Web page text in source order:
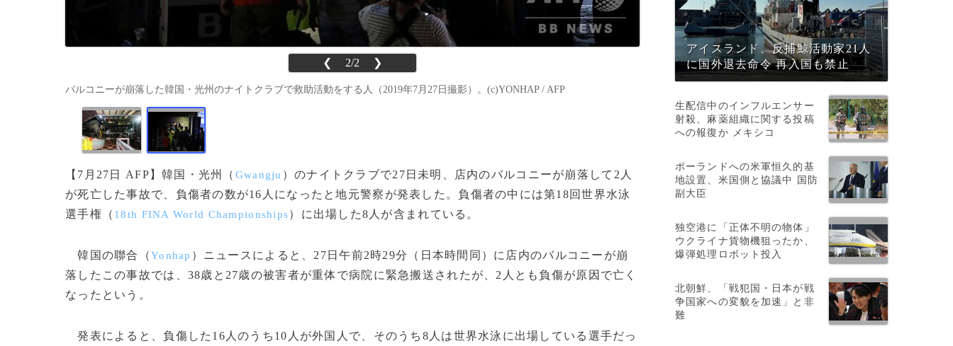
❮ 2/2 ❯
バルコニーが崩落した韓国・光州のナイトクラブで救助活動をする人（2019年7月27日撮影）。(c)YONHAP / AFP
【7月27日 AFP】韓国・光州（ Gwangju ）のナイトクラブで27日未明、店内のバルコニーが崩落して2人
が死亡した事故で、負傷者の数が16人になったと地元警察が発表した。負傷者の中には第18回世界水泳
選手権（ 18th FINA World Championships）に出場した8人が含まれている。
韓国の聯合（Yonhap ）ニュースによると、27日午前2時29分（日本時間同）に店内のバルコニーが崩
落したこの事故では、38歳と27歳の被害者が重体で病院に緊急搬送されたが、2人とも負傷が原因で亡く
なったという。
発表によると、負傷した16人のうち10人が外国人で、そのうち8人は世界水泳に出場している選手だっ
アイスランド、反捕鯨活動家21人
に国外退去命令 再入国も禁止
生配信中のインフルエンサー
射殺、麻薬組織に関する投稿
への報復か メキシコ
ポーランドへの米軍恒久的基
地設置、米国側と協議中 国防
副大臣
独空港に「正体不明の物体」
ウクライナ貨物機狙ったか、
爆弾処理ロボット投入
北朝鮮、「戦犯国・日本が戦
争国家への変貌を加速」と非
難